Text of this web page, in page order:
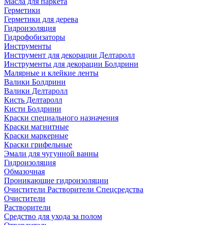
Герметики
Герметики для дерева
Гидроизоляция
Гидрофобизаторы
Инструменты
Инструмент для декорации Делтаролл
Инструменты для декорации Болдрини
Малярные и клейкие ленты
Валики Болдрини
Валики Делтаролл
Кисть Делтаролл
Кисти Болдрини
Краски специального назначения
Краски магнитные
Краски маркерные
Краски грифельные
Эмали для чугунной ванны
Гидроизоляция
Обмазочная
Проникающие гидроизоляции
Очистители Растворители Спецсредства
Очистители
Растворители
Средство для ухода за полом